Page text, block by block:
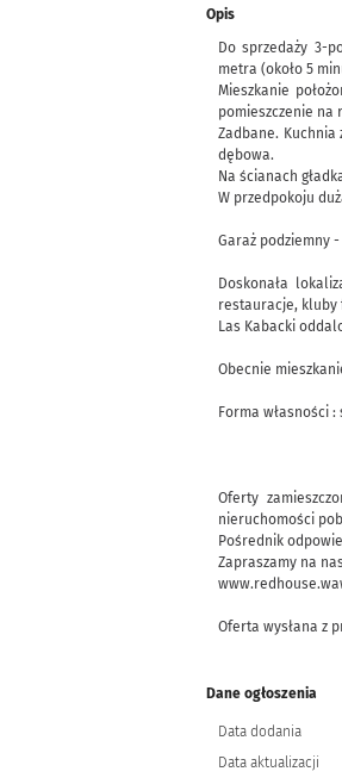
Opis
Do sprzedaży 3-
metra (około 5
Mieszkanie
pomieszczenie na
Zadbane.
dębowa.
Na ścianach
W przedpokoju
Garaż podziemny -
Doskonała
restauracje, kluby
Las Kabacki
Obecnie
Forma własności :
Oferty
nieruchomości
Pośrednik
Zapraszamy na
Oferta wysłana z
Dane ogłoszenia
Data dodania
Data aktualizacji